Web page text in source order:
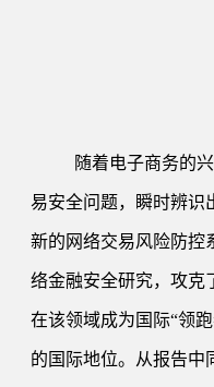
随着电子商务的兴
易安全问题，瞬时辨识
新的网络交易风险防控
络金融安全研究，攻克
在该领域成为国际“领
的国际地位。从报告中